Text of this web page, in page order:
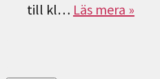
till kl… Läs mera »